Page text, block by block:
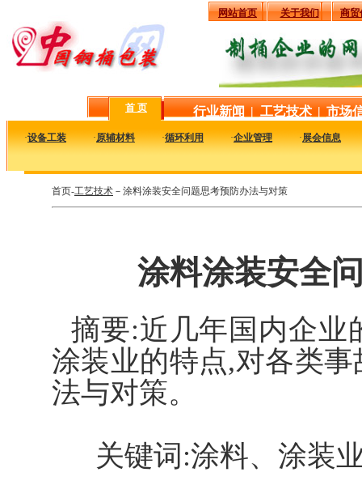
网站首页 关于我们 商贸
首 页 行业新闻 | 工艺技术 | 市场
·设备工装 ·原辅材料 ·循环利用 ·企业管理 ·展会信息
首页-工艺技术 －涂料涂装安全问题思考预防办法与对策
涂料涂装安全
摘要:近几年国内企业
涂装业的特点,对各类
法与对策。
关键词:涂料、涂装